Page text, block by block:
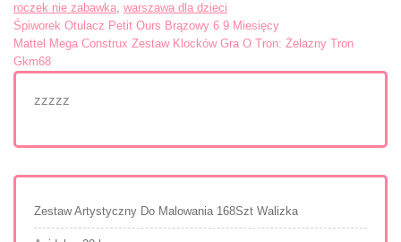
roczek nie zabawka, warszawa dla dzieci
Nawigacja
wpisu
Śpiworek Otulacz Petit Ours Brązowy 6 9 Miesięcy
Mattel Mega Construx Zestaw Klocków Gra O Tron: Żelazny Tron
Gkm68
zzzzz
Zestaw Artystyczny Do Malowania 168Szt Walizka